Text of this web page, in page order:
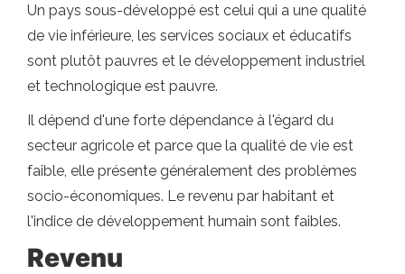
Un pays sous-développé est celui qui a une qualité
de vie inférieure, les services sociaux et éducatifs
sont plutôt pauvres et le développement industriel
et technologique est pauvre.
Il dépend d'une forte dépendance à l'égard du
secteur agricole et parce que la qualité de vie est
faible, elle présente généralement des problèmes
socio-économiques. Le revenu par habitant et
l'indice de développement humain sont faibles.
Revenu